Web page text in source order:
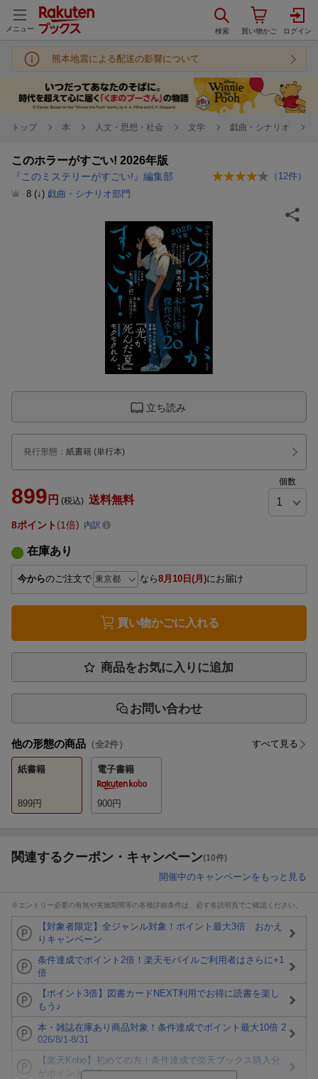
メニュー
熊本地震による配送の影響について
トップ 本 人文・思想・社会 文学 戯曲・シナリオ
このホラーがすごい! 2026年版
『このミステリーがすごい!』編集部 （ 12件）
8 (↓) 戯曲・シナリオ部門
立ち読み
発行形態 ： 紙書籍 (単行本)
899 円 (税込) 送料無料
個数
8ポイント 1倍 内訳
在庫あり
今からのご注文で なら8月10日(月)にお届け
買い物かごに入れる
商品をお気に入りに追加
お問い合わせ
他の形態の商品 （全2件） すべて見る
紙書籍
899円
電子書籍
900円
関連するクーポン・キャンペーン(10件)
開催中のキャンペーンをもっと見る
※エントリー必要の有無や実施期間等の各種詳細条件は、必ず各説明頁でご確認ください。
【対象者限定】全ジャンル対象！ポイント最大3倍 おかえ
りキャンペーン
条件達成でポイント2倍！楽天モバイルご利用者はさらに+1
倍
【ポイント3倍】図書カードNEXT利用でお得に読書を楽し
もう♪
本・雑誌在庫あり商品対象！条件達成でポイント最大10倍 2
026/8/1-8/31
【楽天Kobo】初めての方！条件達成で楽天ブックス購入分
がポイント20倍